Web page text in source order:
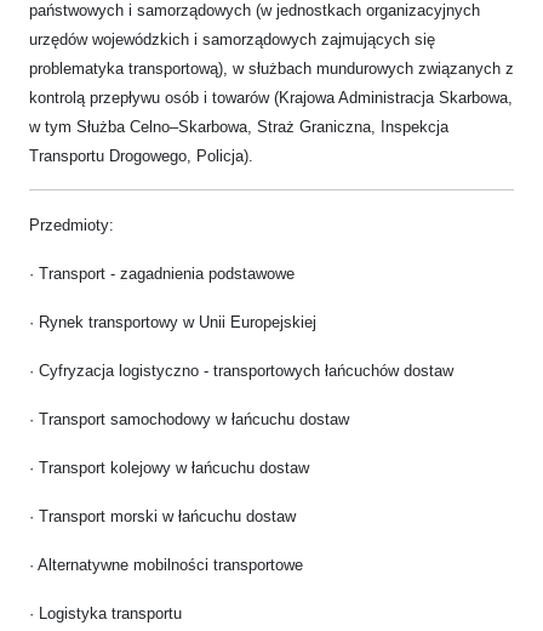
państwowych i samorządowych (w jednostkach organizacyjnych
urzędów wojewódzkich i samorządowych zajmujących się
problematyka transportową), w służbach mundurowych związanych z
kontrolą przepływu osób i towarów (Krajowa Administracja Skarbowa,
w tym Służba Celno–Skarbowa, Straż Graniczna, Inspekcja
Transportu Drogowego, Policja).
Przedmioty:
· Transport - zagadnienia podstawowe
· Rynek transportowy w Unii Europejskiej
· Cyfryzacja logistyczno - transportowych łańcuchów dostaw
· Transport samochodowy w łańcuchu dostaw
· Transport kolejowy w łańcuchu dostaw
· Transport morski w łańcuchu dostaw
· Alternatywne mobilności transportowe
· Logistyka transportu